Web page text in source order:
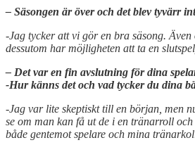
– Säsongen är över och det blev tyvärr
-Jag tycker att vi gör en bra säsong.
dessutom har möjligheten att ta en
– Det var en fin avslutning för dina
-Hur känns det och vad tycker du dina
-Jag var lite skeptiskt till en början, men
se om man kan få ut de i en tränarroll
både gentemot spelare och mina